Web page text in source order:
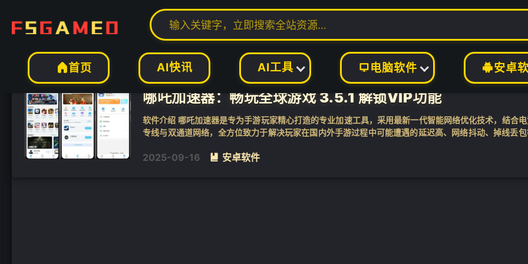
首页 AI快讯 AI工具  电脑软件 安卓
共 1
标签：哪吒加速器
哪吒加速器：畅玩全球游戏 3.5.1 解锁VIP功能
软件介绍 哪吒加速器是专为手游玩家精心打造的专业加速工具，采用最新一代智能网络优化技术，结合
专线与双通道网络，全方位致力于解决玩家在国内外手游过程中可能遭遇的延迟高、网络抖动、掉线丢
2025-09-16  安卓软件